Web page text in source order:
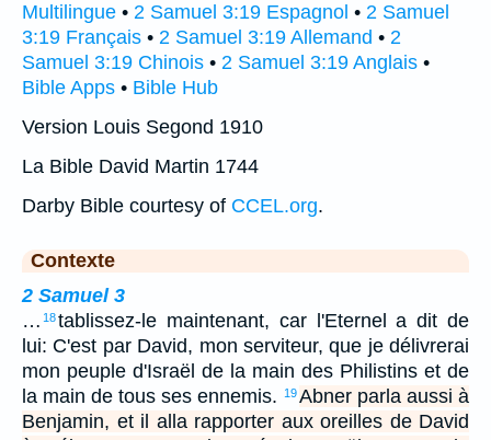
Multilingue • 2 Samuel 3:19 Espagnol • 2 Samuel
3:19 Français • 2 Samuel 3:19 Allemand • 2
Samuel 3:19 Chinois • 2 Samuel 3:19 Anglais •
Bible Apps • Bible Hub
Version Louis Segond 1910
La Bible David Martin 1744
Darby Bible courtesy of CCEL.org.
Contexte
2 Samuel 3
… 18tablissez-le maintenant, car l'Eternel a dit de
lui: C'est par David, mon serviteur, que je délivrerai
mon peuple d'Israël de la main des Philistins et de
la main de tous ses ennemis.
19Abner parla aussi à
Benjamin, et il alla rapporter aux oreilles de David